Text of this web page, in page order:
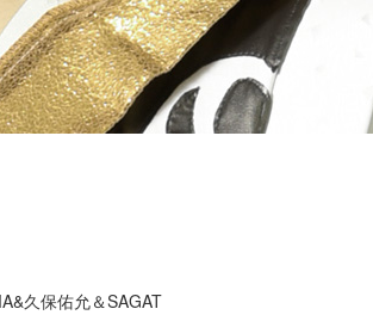
久保佑允＆SAGAT